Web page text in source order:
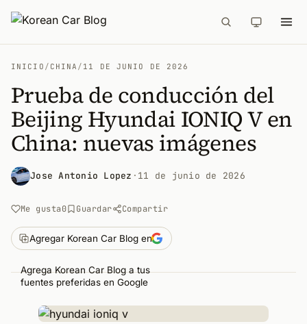
INICIO / CHINA / 11 DE JUNIO DE 2026
Prueba de conducción del
Beijing Hyundai IONIQ V en
China: nuevas imágenes
Jose Antonio Lopez · 11 de junio de 2026
Me gusta0 Guardar Compartir
Agregar Korean Car Blog en
Agrega Korean Car Blog a tus
fuentes preferidas en Google